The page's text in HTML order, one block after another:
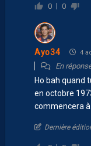
0 0
Ayo34 4
En
Ho bah quand
en octobre
commencera
Dernière